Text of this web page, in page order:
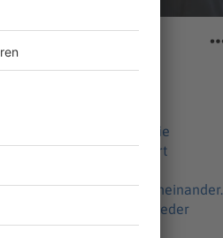
gegen Aiwangers Ex-
Vor drei Jahren rüttelte die
Flugblattaffäre um Hubert
Landespolitik heftig durcheinander.
Viele haben das schon wieder
vergessen. Nicht so die